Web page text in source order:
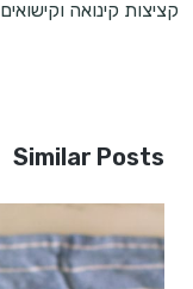
קציצות קינואה וקישואים
Similar Posts